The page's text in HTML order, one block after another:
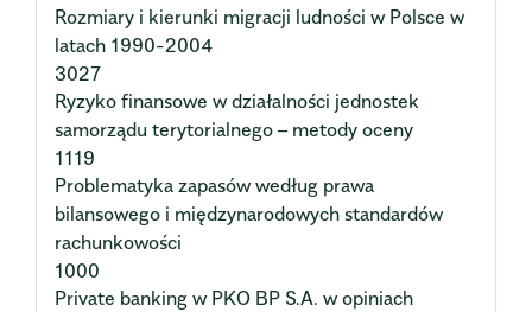
Rozmiary i kierunki migracji ludności w Polsce w
latach 1990-2004
3027
Ryzyko finansowe w działalności jednostek
samorządu terytorialnego – metody oceny
1119
Problematyka zapasów według prawa
bilansowego i międzynarodowych standardów
rachunkowości
1000
Private banking w PKO BP S.A. w opiniach